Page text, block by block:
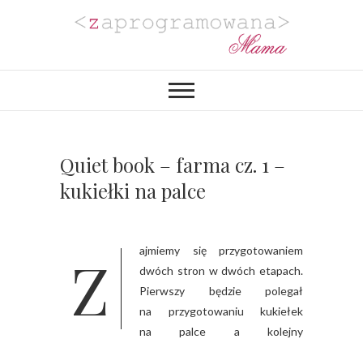
Zaprogramowana
Mama
ORGANIZACJI I REALIZACJI
WYJĄTKOWYCH WESEL.
Quiet book – farma cz. 1 –
kukiełki na palce
Zajmiemy się przygotowaniem
dwóch stron w dwóch etapach.
Pierwszy będzie polegał
na przygotowaniu kukiełek
na palce a kolejny